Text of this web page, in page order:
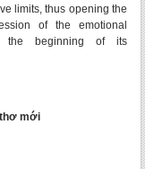
limits, thus opening the
of the emotional
the beginning of its
mới